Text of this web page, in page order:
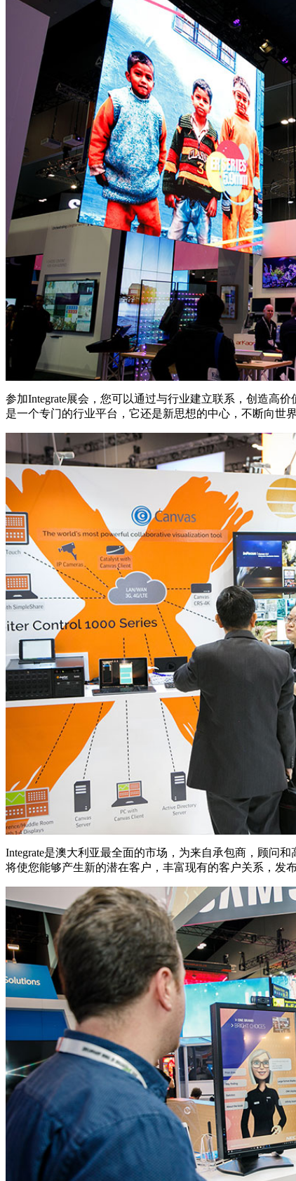
参加Integrate展会，您可以通过与行业建立联系，创造高
是一个专门的行业平台，它还是新思想的中心，不断向世
Integrate是澳大利亚最全面的市场，为来自承包商，顾问
将使您能够产生新的潜在客户，丰富现有的客户关系，发